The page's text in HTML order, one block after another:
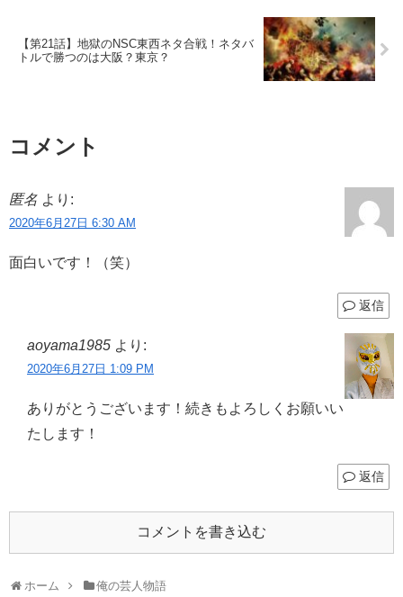
【第21話】地獄のNSC東西ネタ合戦！ネタバ
トルで勝つのは大阪？東京？
コメント
匿名 より:
2020年6月27日 6:30 AM
面白いです！（笑）
返信
aoyama1985 より:
2020年6月27日 1:09 PM
ありがとうございます！続きもよろしくお願いい
たします！
返信
コメントを書き込む
ホーム 俺の芸人物語